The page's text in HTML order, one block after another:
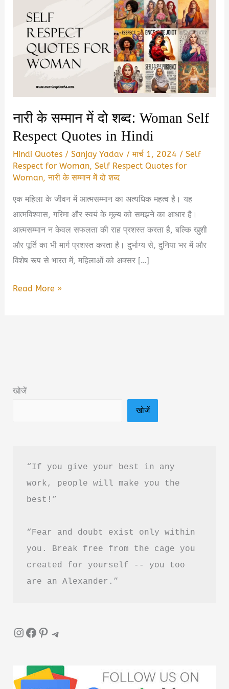
नारी के सम्मान में दो शब्द: Woman Self
Respect Quotes in Hindi
Hindi Quotes /Sanjay Yadav /मार्च 1, 2024 /Self
Respect for Woman,Self Respect Quotes for
Woman,नारी के सम्मान में दो शब्द
एक महिला के जीवन में आत्मसम्मान का अत्यधिक महत्व है। यह
आत्मविश्वास, गरिमा और स्वयं के मूल्य को समझने का आधार है।
आत्मसम्मान न केवल सफलता की राह प्रशस्त करता है, बल्कि खुशी
और पूर्ति का भी मार्ग प्रशस्त करता है। दुर्भाग्य से, दुनिया भर में और
विशेष रूप से भारत में, महिलाओं को अक्सर […]
नारी
Self
Read More »
खोजें
खोजें
“If you give your best in any
work, people will make you the
best!”
“Fear and doubt exist only within
you. Break free from the cage you
created for yourself -- you too
are an Alexander.”
InstagramFacebook Pinterest Telegram